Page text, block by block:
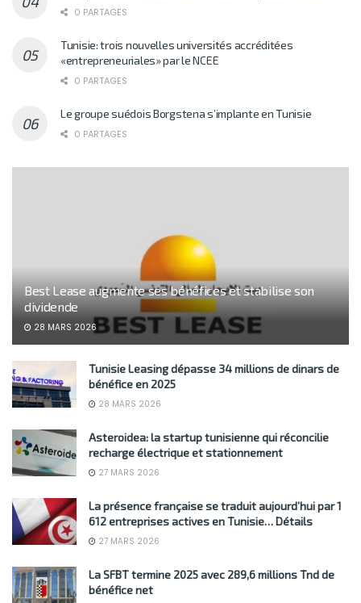
0 PARTAGES
Tunisie: trois nouvelles universités accréditées
«entrepreneuriales» par le NCEE
0 PARTAGES
Le groupe suédois Borgstena s’implante en Tunisie
0 PARTAGES
Best Lease augmente ses bénéfices et stabilise son
dividende
28 MARS 2026
Tunisie Leasing dépasse 34 millions de dinars de
bénéfice en 2025
28 MARS 2026
Asteroidea: la startup tunisienne qui réconcilie
recharge électrique et stationnement
27 MARS 2026
La présence française se traduit aujourd’hui par 1
612 entreprises actives en Tunisie… Détails
27 MARS 2026
La SFBT termine 2025 avec 289,6 millions Tnd de
bénéfice net